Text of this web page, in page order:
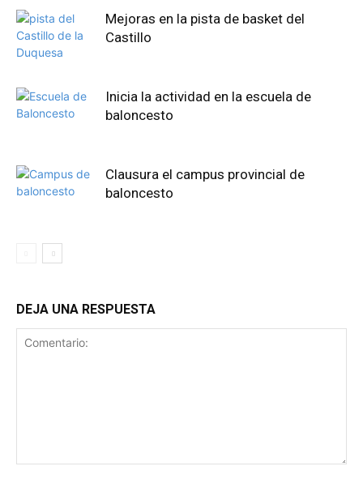
Mejoras en la pista de basket del
Castillo
Inicia la actividad en la escuela de
baloncesto
Clausura el campus provincial de
baloncesto
DEJA UNA RESPUESTA